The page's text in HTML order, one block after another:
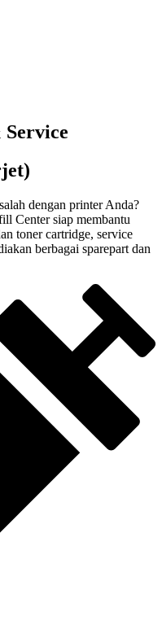
dengan printer Anda?
Center siap membantu
toner cartridge, service
berbagai sparepart dan